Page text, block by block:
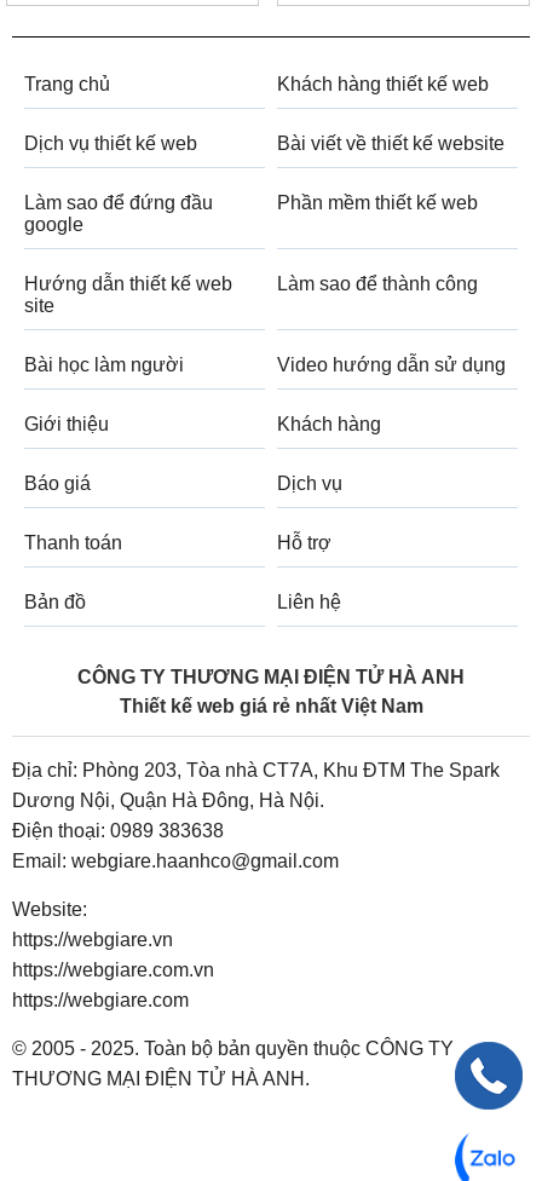
Trang chủ Khách hàng thiết kế web
Dịch vụ thiết kế web Bài viết về thiết kế website
Làm sao để đứng đầu
google
Phần mềm thiết kế web
Hướng dẫn thiết kế web
site
Làm sao để thành công
Bài học làm người Video hướng dẫn sử dụng
Giới thiệu Khách hàng
Báo giá Dịch vụ
Thanh toán Hỗ trợ
Bản đồ Liên hệ
CÔNG TY THƯƠNG MẠI ĐIỆN TỬ HÀ ANH
Thiết kế web giá rẻ nhất Việt Nam
Địa chỉ: Phòng 203, Tòa nhà CT7A, Khu ĐTM The Spark
Dương Nội, Quận Hà Đông, Hà Nội.
Điện thoại: 0989 383638
Email: webgiare.haanhco@gmail.com
Website:
https://webgiare.vn
https://webgiare.com.vn
https://webgiare.com
© 2005 - 2025. Toàn bộ bản quyền thuộc CÔNG TY
THƯƠNG MẠI ĐIỆN TỬ HÀ ANH.